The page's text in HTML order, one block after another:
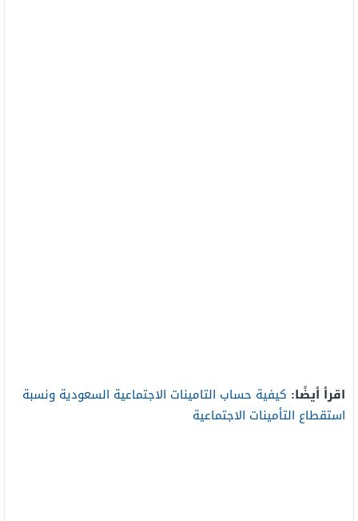
اقرأ أيضًا: كيفية حساب التامينات الاجتماعية السعودية ونسبة
استقطاع التأمينات الاجتماعية